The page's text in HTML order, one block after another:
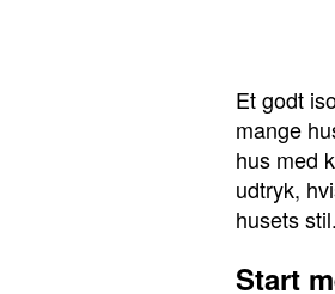
Et godt
mange
hus med
udtryk,
husets stil.
Start